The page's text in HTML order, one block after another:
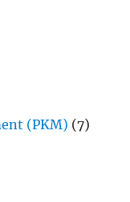
(PKM) (7)